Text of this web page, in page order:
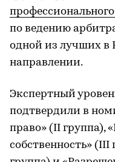
по ведению
одной из лучших в
направлении.
Экспертный
подтвердили в
право» (II группа),
собственность» (III